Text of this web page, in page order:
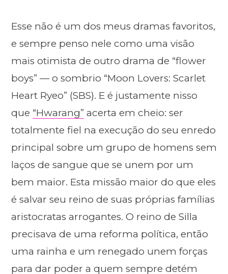
Esse não é um dos meus dramas favoritos,
e sempre penso nele como uma visão
mais otimista de outro drama de “flower
boys” — o sombrio “Moon Lovers: Scarlet
Heart Ryeo” (SBS). E é justamente nisso
que “Hwarang” acerta em cheio: ser
totalmente fiel na execução do seu enredo
principal sobre um grupo de homens sem
laços de sangue que se unem por um
bem maior. Esta missão maior do que eles
é salvar seu reino de suas próprias famílias
aristocratas arrogantes. O reino de Silla
precisava de uma reforma política, então
uma rainha e um renegado unem forças
para dar poder a quem sempre detém